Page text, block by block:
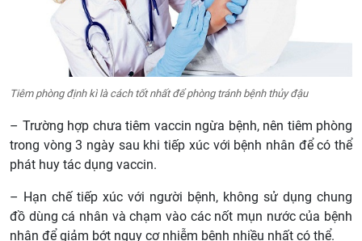
Tiêm phòng định kì là cách tốt nhất để phòng tránh bệnh thủy đậu
– Trường hợp chưa tiêm vaccin ngừa bệnh, nên tiêm phòng
trong vòng 3 ngày sau khi tiếp xúc với bệnh nhân để có thể
phát huy tác dụng vaccin.
– Hạn chế tiếp xúc với người bệnh, không sử dụng chung
đồ dùng cá nhân và chạm vào các nốt mụn nước của bệnh
nhân để giảm bớt nguy cơ nhiễm bệnh nhiều nhất có thể.